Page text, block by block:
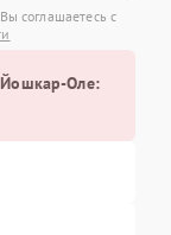
соглашаетесь с
Йошкар-Оле: